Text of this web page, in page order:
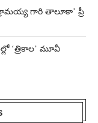
గారి తాలూకా’ ప్రీ
‘త్రికాల’ మూవీ